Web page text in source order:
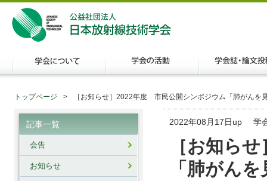
トップページ ［お知らせ］2022年度 市民公開シンポジウム「肺がん
2022年08月17日up 学
［お知ら
「肺がん
記事一覧
会告
お知らせ